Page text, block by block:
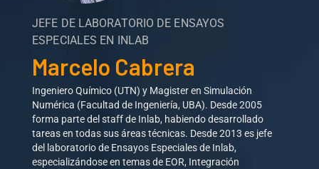
JEFE DE LABORATORIO DE ENSAYOS
ESPECIALES EN INLAB
Marcelo Cabrera
Ingeniero Químico (UTN) y Magister en Simulación
Numérica (Facultad de Ingeniería, UBA). Desde 2005
forma parte del staff de Inlab, habiendo desarrollado
tareas en todas sus áreas técnicas. Desde 2013 es jefe
del laboratorio de Ensayos Especiales de Inlab,
especializándose en temas de EOR, Integración